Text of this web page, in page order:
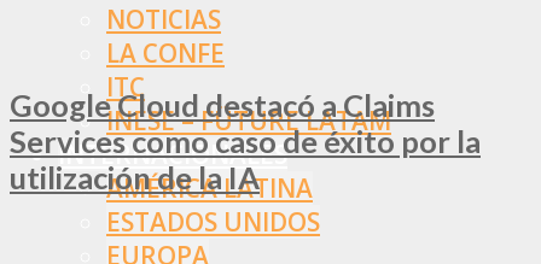
NOTICIAS
LA CONFE
ITC
INESE – FÜTURE LATAM
INTERNACIONALES
AMÉRICA LATINA
ESTADOS UNIDOS
EUROPA
Google Cloud destacó a Claims
Services como caso de éxito por la
utilización de la IA